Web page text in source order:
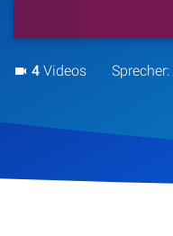
4 Videos Sprecher: